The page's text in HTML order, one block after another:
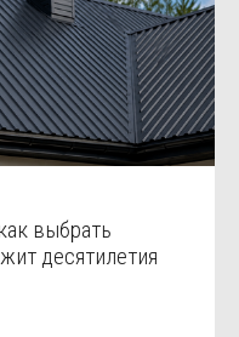
выбрать
десятилетия